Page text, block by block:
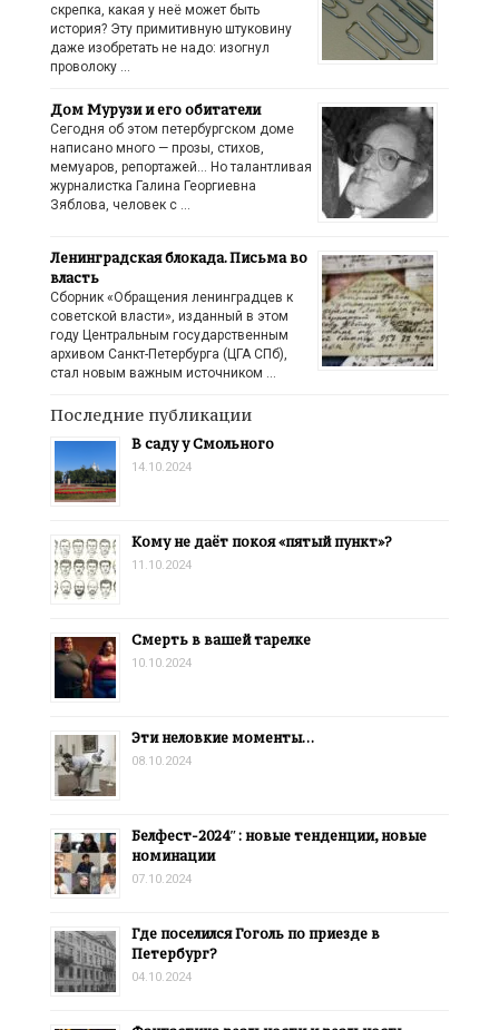
скрепка, какая у неё может быть
история? Эту примитивную штуковину
даже изобретать не надо: изогнул
проволоку …
Дом Мурузи и его обитатели
Сегодня об этом петербургском доме
написано много — прозы, стихов,
мемуаров, репортажей… Но талантливая
журналистка Галина Георгиевна
Зяблова, человек с …
Ленинградская блокада. Письма во
власть
Сборник «Обращения ленинградцев к
советской власти», изданный в этом
году Центральным государственным
архивом Санкт-Петербурга (ЦГА СПб),
стал новым важным источником …
Последние публикации
В саду у Смольного
14.10.2024
Кому не даёт покоя «пятый пункт»?
11.10.2024
Смерть в вашей тарелке
10.10.2024
Эти неловкие моменты…
08.10.2024
Белфест-2024″: новые тенденции, новые
номинации
07.10.2024
Где поселился Гоголь по приезде в
Петербург?
04.10.2024